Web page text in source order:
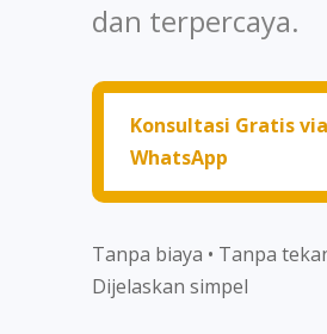
dan terpercaya.
Konsultasi Gratis via
WhatsApp
Tanpa biaya • Tanpa
Dijelaskan simpel